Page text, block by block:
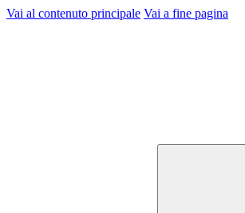
Vai al contenuto principale Vai a fine pagina